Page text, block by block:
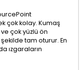
çok kolay. Kumaş
ve çok yüzlü ön
tam oturur. En
ızgaraların